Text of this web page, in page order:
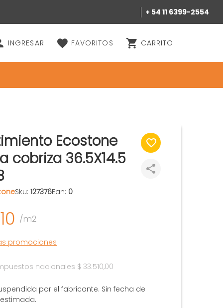
+ 54 11 6399-2554
INGRESAR FAVORITOS CARRITO
Ecostone
cobriza 36.5X14.5
Sku: 127376Ean: 0
/m2
promociones
nacionales $ 33.510,00
por el fabricante. Sin fecha de